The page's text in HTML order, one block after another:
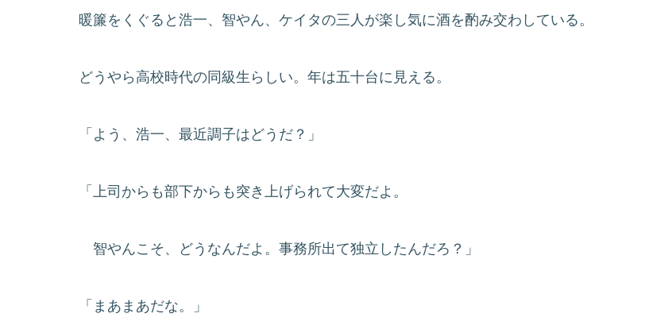
暖簾をくぐると浩一、智やん、ケイタの三人が楽し気に酒を酌み交わしている。
どうやら高校時代の同級生らしい。年は五十台に見える。
「よう、浩一、最近調子はどうだ？」
「上司からも部下からも突き上げられて大変だよ。
智やんこそ、どうなんだよ。事務所出て独立したんだろ？」
「まあまあだな。」